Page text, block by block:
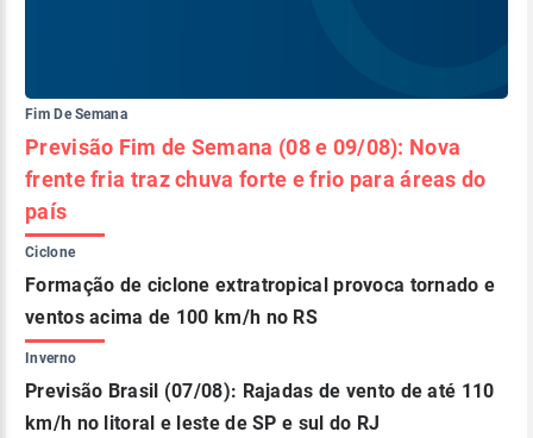
Fim De Semana
Previsão Fim de Semana (08 e 09/08): Nova
frente fria traz chuva forte e frio para áreas do
país
Ciclone
Formação de ciclone extratropical provoca tornado e
ventos acima de 100 km/h no RS
Inverno
Previsão Brasil (07/08): Rajadas de vento de até 110
km/h no litoral e leste de SP e sul do RJ